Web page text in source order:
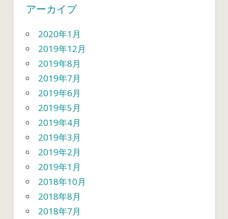
アーカイブ
2020年1月
2019年12月
2019年8月
2019年7月
2019年6月
2019年5月
2019年4月
2019年3月
2019年2月
2019年1月
2018年10月
2018年8月
2018年7月